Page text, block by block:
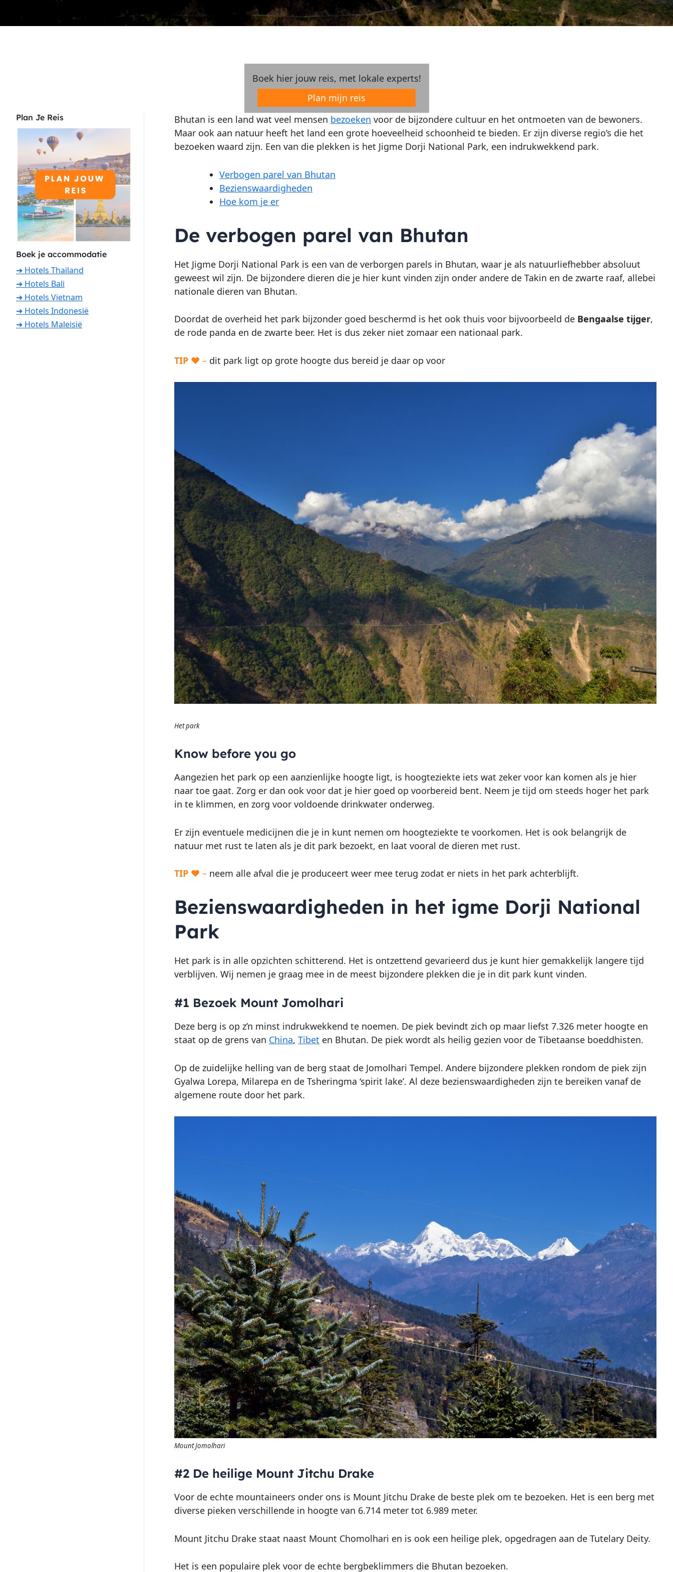
Boek hier jouw reis, met lokale experts!
Plan mijn reis
Plan Je Reis
Boek je accommodatie
➜ Hotels Thailand
➜ Hotels Bali
➜ Hotels Vietnam
➜ Hotels Indonesië
➜ Hotels Maleisië
Bhutan is een land wat veel mensen bezoeken voor de bijzondere cultuur en het ontmoeten van de bewoners.
Maar ook aan natuur heeft het land een grote hoeveelheid schoonheid te bieden. Er zijn diverse regio’s die het
bezoeken waard zijn. Een van die plekken is het Jigme Dorji National Park, een indrukwekkend park.
Verbogen parel van Bhutan
Bezienswaardigheden
Hoe kom je er
De verbogen parel van Bhutan
Het Jigme Dorji National Park is een van de verborgen parels in Bhutan, waar je als natuurliefhebber absoluut
geweest wil zijn. De bijzondere dieren die je hier kunt vinden zijn onder andere de Takin en de zwarte raaf, allebei
nationale dieren van Bhutan.
Doordat de overheid het park bijzonder goed beschermd is het ook thuis voor bijvoorbeeld de Bengaalse tijger,
de rode panda en de zwarte beer. Het is dus zeker niet zomaar een nationaal park.
TIP ♥ – dit park ligt op grote hoogte dus bereid je daar op voor
Het park
Know before you go
Aangezien het park op een aanzienlijke hoogte ligt, is hoogteziekte iets wat zeker voor kan komen als je hier
naar toe gaat. Zorg er dan ook voor dat je hier goed op voorbereid bent. Neem je tijd om steeds hoger het park
in te klimmen, en zorg voor voldoende drinkwater onderweg.
Er zijn eventuele medicijnen die je in kunt nemen om hoogteziekte te voorkomen. Het is ook belangrijk de
natuur met rust te laten als je dit park bezoekt, en laat vooral de dieren met rust.
TIP ♥ – neem alle afval die je produceert weer mee terug zodat er niets in het park achterblijft.
Bezienswaardigheden in het igme Dorji National
Park
Het park is in alle opzichten schitterend. Het is ontzettend gevarieerd dus je kunt hier gemakkelijk langere tijd
verblijven. Wij nemen je graag mee in de meest bijzondere plekken die je in dit park kunt vinden.
#1 Bezoek Mount Jomolhari
Deze berg is op z’n minst indrukwekkend te noemen. De piek bevindt zich op maar liefst 7.326 meter hoogte en
staat op de grens van China, Tibet en Bhutan. De piek wordt als heilig gezien voor de Tibetaanse boeddhisten.
Op de zuidelijke helling van de berg staat de Jomolhari Tempel. Andere bijzondere plekken rondom de piek zijn
Gyalwa Lorepa, Milarepa en de Tsheringma ‘spirit lake’. Al deze bezienswaardigheden zijn te bereiken vanaf de
algemene route door het park.
Mount Jomolhari
#2 De heilige Mount Jitchu Drake
Voor de echte mountaineers onder ons is Mount Jitchu Drake de beste plek om te bezoeken. Het is een berg met
diverse pieken verschillende in hoogte van 6.714 meter tot 6.989 meter.
Mount Jitchu Drake staat naast Mount Chomolhari en is ook een heilige plek, opgedragen aan de Tutelary Deity.
Het is een populaire plek voor de echte bergbeklimmers die Bhutan bezoeken.